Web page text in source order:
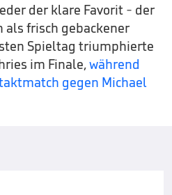
der klare Favorit - der
frisch gebackener
Spieltag triumphierte
im Finale,während
gegen Michael